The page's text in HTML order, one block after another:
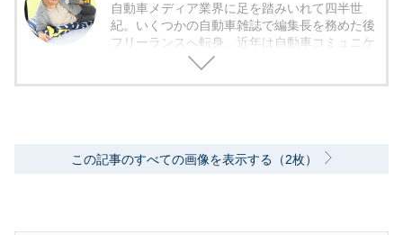
自動車メディア業界に足を踏みいれて四半世
紀。いくつかの自動車雑誌で編集長を務めた後
フリーランスへ転身。近年は自動車コミュニケ
ータ、自動車コラムニストとして活動してい
この記事のすべての画像を表示する（2枚）